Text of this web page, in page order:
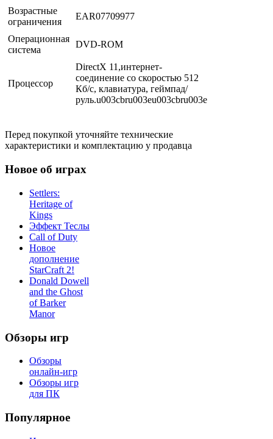
Возрастные
ограничения
EAR07709977
Операционная
система
DVD-ROM
Процессор
DirectX 11,интернет-
соединение со скоростью 512
Кб/с, клавиатура, геймпад/
руль.u003cbru003eu003cbru003e
Перед покупкой уточняйте технические
характеристики и комплектацию у продавца
Новое об играх
Settlers:
Heritage of
Kings
Эффект Теслы
Call of Duty
Новое
дополнение
StarCraft 2!
Donald Dowell
and the Ghost
of Barker
Manor
Обзоры игр
Обзоры
онлайн-игр
Обзоры игр
для ПК
Популярное